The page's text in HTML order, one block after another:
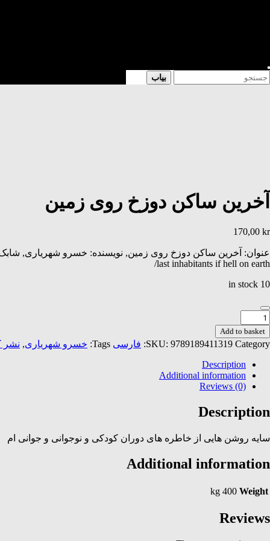
Enter
Keyword
Search
for:
بیاب
Search
آخرین ساکن دوزخ روی زمین
170,00 kr
last inhabitants if hell on earth/
10 in stock
آخرین
ساکن
دوزخ
روی
زمین
quantity
Add to basket
SKU: 9789189411319 Category: فارسی Tags: خسرو شهریاری, نشر
Description
Additional information
Reviews (0)
Description
سایه روشن هایی از خاطره های دوران کودکی و نوجوانی و جوانی ام
Additional information
Weight
400 kg
Reviews